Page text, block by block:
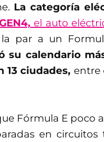
La categoría
el auto
par a un
su calendario
13 ciudades, entre
Fórmula E poco
en circuitos